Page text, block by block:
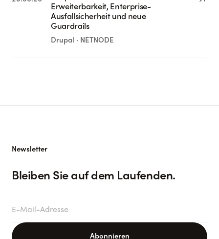
Erweiterbarkeit, Enterprise-
Ausfallsicherheit und neue
Guardrails
Drupal · NETNODE
Newsletter
Bleiben Sie auf dem Laufenden.
E-Mail-Adresse
Abonnieren